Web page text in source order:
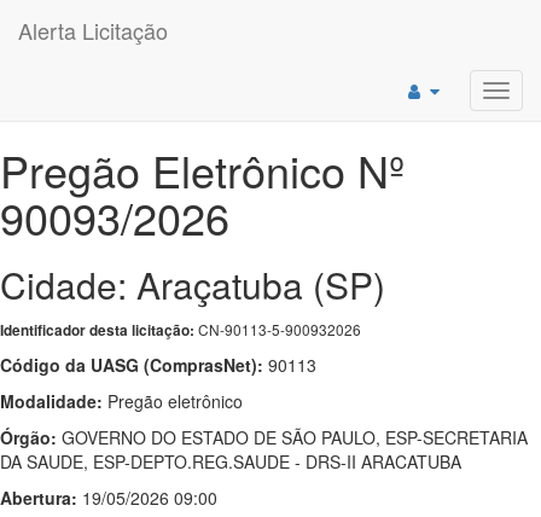
Alerta Licitação
Pregão Eletrônico Nº
90093/2026
Cidade: Araçatuba (SP)
Identificador desta licitação: CN-90113-5-900932026
Código da UASG (ComprasNet): 90113
Modalidade: Pregão eletrônico
Órgão: GOVERNO DO ESTADO DE SÃO PAULO, ESP-SECRETARIA
DA SAUDE, ESP-DEPTO.REG.SAUDE - DRS-II ARACATUBA
Abertura: 19/05/2026 09:00